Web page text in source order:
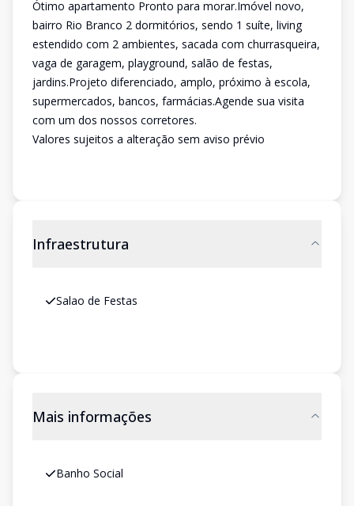
Ótimo apartamento Pronto para morar.Imóvel novo,
bairro Rio Branco 2 dormitórios, sendo 1 suíte, living
estendido com 2 ambientes, sacada com churrasqueira,
vaga de garagem, playground, salão de festas,
jardins.Projeto diferenciado, amplo, próximo à escola,
supermercados, bancos, farmácias.Agende sua visita
com um dos nossos corretores.
Valores sujeitos a alteração sem aviso prévio
Infraestrutura
Salao de Festas
Mais informações
Banho Social